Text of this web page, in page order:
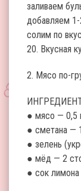
заливаем
добавляем
солим по
20. Вкусная
2. Мясо по-
● мясо — 0,5
● сметана —
● зелень
● мёд — 2
● сок